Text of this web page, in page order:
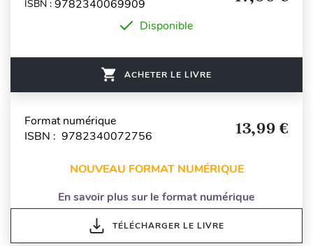
ISBN : 9782340069909
Disponible
ACHETER LE LIVRE
Format numérique
ISBN : 9782340072756
13,99 €
NOUVEAU FORMAT NUMÉRIQUE
En savoir plus sur le format numérique
TÉLÉCHARGER LE LIVRE